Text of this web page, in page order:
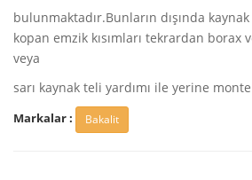
bulunmaktadır.Bunların dışında
kopan emzik kısımları tekrardan borax
veya
sarı kaynak teli yardımı ile yerine
Markalar : Bakalit